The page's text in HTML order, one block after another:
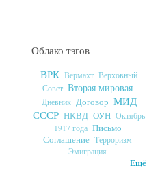
Облако тэгов
ВРК Вермахт Верховный
Совет Вторая мировая
Дневник Договор МИД
СССР НКВД ОУН Октябрь
1917 года Письмо
Соглашение Терроризм
Эмиграция
Ещё